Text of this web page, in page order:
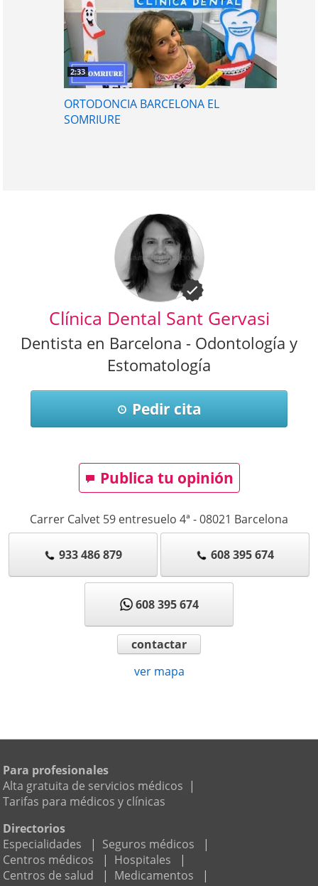
2:33
ORTODONCIA BARCELONA EL
SOMRIURE
Clínica Dental Sant Gervasi
Dentista en Barcelona - Odontología y
Estomatología
Pedir cita
Publica tu opinión
Carrer Calvet 59 entresuelo 4ª -08021 Barcelona
933 486 879 608 395 674
608 395 674
contactar
ver mapa
Para profesionales
Alta gratuita de servicios médicos |
Tarifas para médicos y clínicas
Directorios
Especialidades
| Seguros médicos
|
Centros médicos
| Hospitales
|
Centros de salud
| Medicamentos
|